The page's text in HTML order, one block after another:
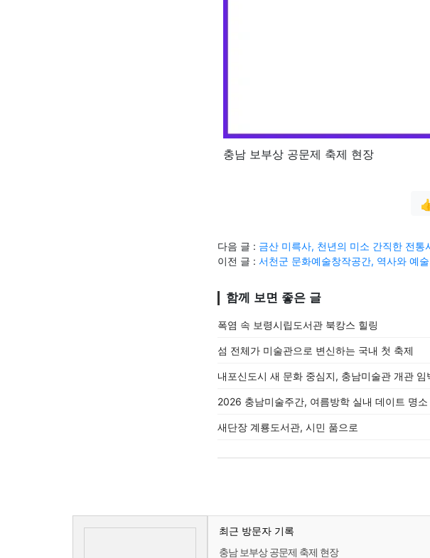
충남 보부상 공문제 축제 현장
다음 글 : 금산 미륵사, 천년의 미소 간직한 전통
이전 글 : 서천군 문화예술창작공간, 역사와 예
함께 보면 좋은 글
폭염 속 보령시립도서관 북캉스 힐링
섬 전체가 미술관으로 변신하는 국내 첫 축제
내포신도시 새 문화 중심지, 충남미술관 개관 임
2026 충남미술주간, 여름방학 실내 데이트 명소
새단장 계룡도서관, 시민 품으로
최근 방문자 기록
충남 보부상 공문제 축제 현장